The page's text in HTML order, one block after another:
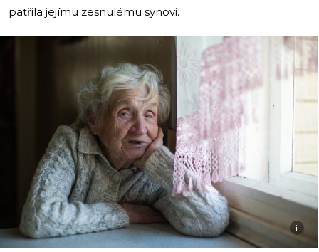
patřila jejímu zesnulému synovi.
i